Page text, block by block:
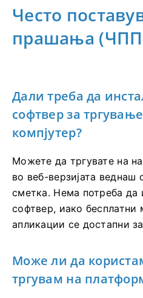
Често
прашања
Дали треба да
софтвер за
компјутер?
Можете да тргувате на
во веб-верзијата веднаш
сметка. Нема потреба да
софтвер, иако бесплатни
апликации се достапни
Може ли да
тргувам на